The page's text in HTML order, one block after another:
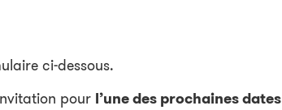
ci-dessous.
pour l’une des prochaines dates